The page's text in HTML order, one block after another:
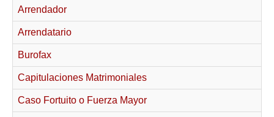
Requerimientos y comunicaciones
Formularios sobre Propiedad Horizontal
Modelos de Convocatoria de Junta de Propietarios
Modelos de Acta de Junta de Propietarios
Requerimientos y comunicaciones
Arrendador
Arrendatario
Burofax
Capitulaciones Matrimoniales
Caso Fortuito o Fuerza Mayor